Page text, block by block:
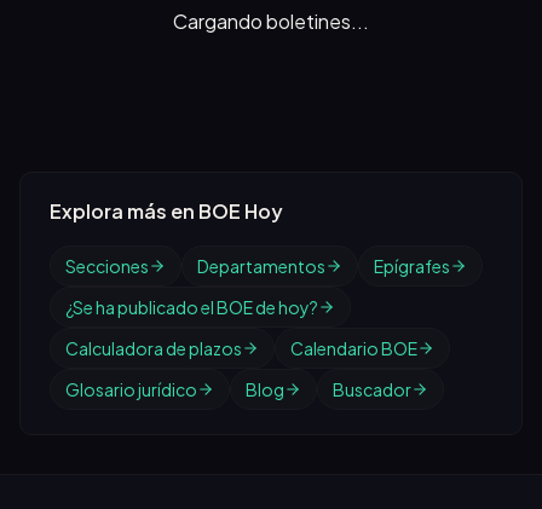
Cargando boletines...
Explora más en BOE Hoy
Secciones Departamentos
Epígrafes
¿Se ha publicado el BOE de hoy?
Calculadora de plazos
Calendario BOE
Glosario jurídico
Blog Buscador